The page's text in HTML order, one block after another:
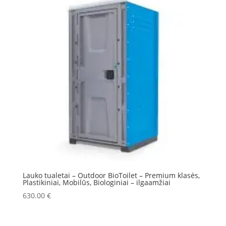
Lauko tualetai – Outdoor BioToilet – Premium klasės,
Plastikiniai, Mobilūs, Biologiniai – ilgaamžiai
630.00 €